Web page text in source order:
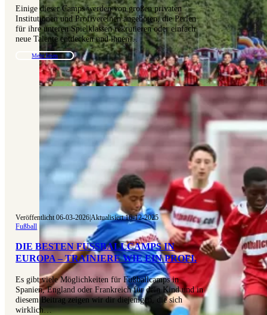
Einige dieser Camps werden von großen privaten
Institutionen und Profivereinen angeboten, die Perlen
für ihre unteren Spielklassen rekrutieren oder einfach
neue Talente entdecken und ihnen…
Mehr lesen
Veröffentlicht 06-03-2026|Aktualisiert 16-12-2025
Fußball
DIE BESTEN FUSSBALLCAMPS IN E
UROPA – TRAINIERE WIE EIN PROFI.
Es gibt viele Möglichkeiten für Fußballcamps in
Spanien, England oder Frankreich für dein Kind und in
diesem Beitrag zeigen wir dir diejenigen, die sich
wirklich…